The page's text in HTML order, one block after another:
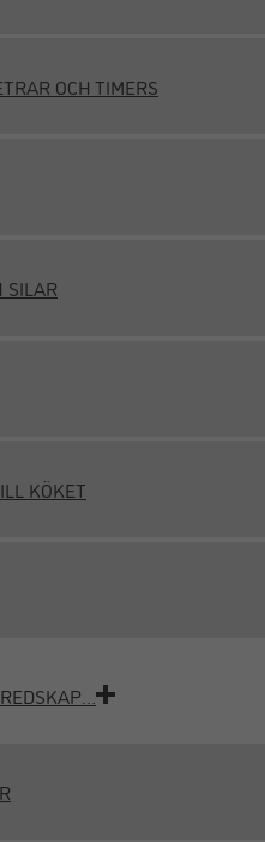
OCH TIMERS
SILAR
KÖKET